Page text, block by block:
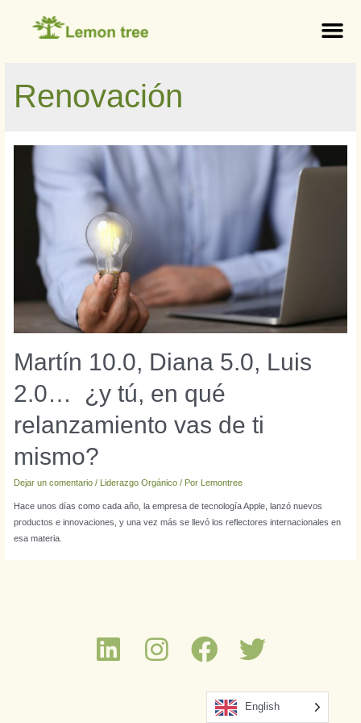
Renovación
Martín 10.0, Diana 5.0, Luis
2.0… ¿y tú, en qué
relanzamiento vas de ti
mismo?
Dejar un comentario / Liderazgo Orgánico/ Por Lemontree
Hace unos días como cada año, la empresa de tecnología Apple, lanzó nuevos
productos e innovaciones, y una vez más se llevó los reflectores internacionales en
esa materia.
English